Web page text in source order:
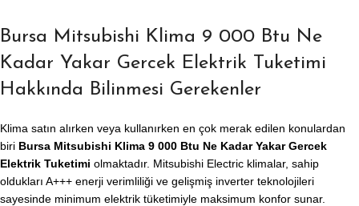
Bursa Mitsubishi Klima 9 000 Btu Ne
Kadar Yakar Gercek Elektrik Tuketimi
Hakkında Bilinmesi Gerekenler
Klima satın alırken veya kullanırken en çok merak edilen konulardan
biri Bursa Mitsubishi Klima 9 000 Btu Ne Kadar Yakar Gercek
Elektrik Tuketimi olmaktadır. Mitsubishi Electric klimalar, sahip
oldukları A+++ enerji verimliliği ve gelişmiş inverter teknolojileri
sayesinde minimum elektrik tüketimiyle maksimum konfor sunar.